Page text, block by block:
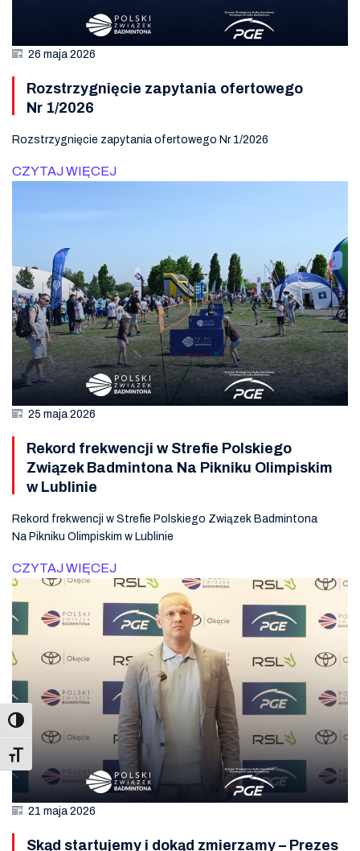
Toggle Font size
26 maja 2026
Rozstrzygnięcie zapytania ofertowego
Nr 1/2026
Rozstrzygnięcie zapytania ofertowego Nr 1/2026
CZYTAJ WIĘCEJ
25 maja 2026
Rekord frekwencji w Strefie Polskiego
Związek Badmintona Na Pikniku Olimpiskim
w Lublinie
Rekord frekwencji w Strefie Polskiego Związek Badmintona
Na Pikniku Olimpiskim w Lublinie
CZYTAJ WIĘCEJ
21 maja 2026
Skąd startujemy i dokąd zmierzamy – Prezes